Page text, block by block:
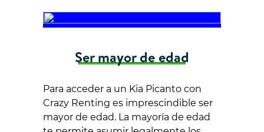
Ser mayor de edad
Para acceder a un Kia Picanto con
Crazy Renting es imprescindible ser
mayor de edad. La mayoría de edad